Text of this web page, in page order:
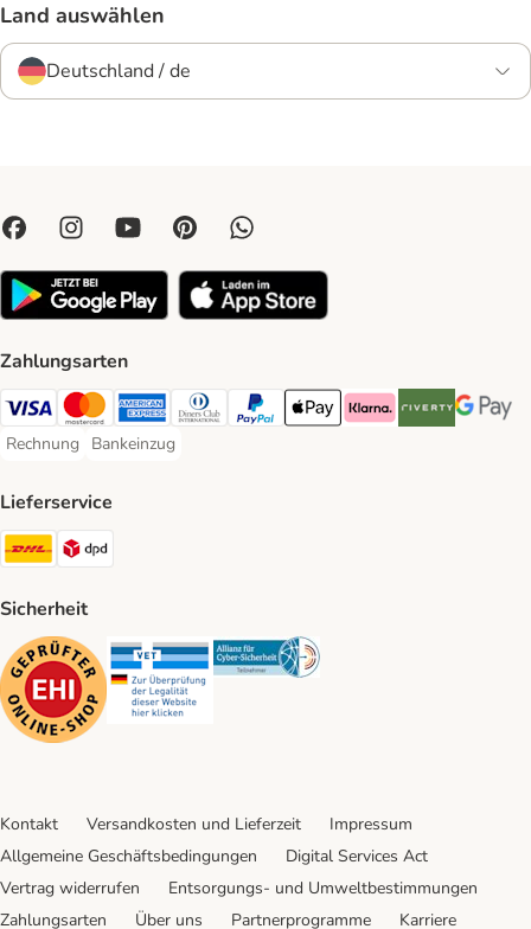
Land auswählen
Deutschland / de
Zahlungsarten
Visa Payment Method
Mastercard Payment Method
American Express Payment Method
Diners Club Payment Method
PayPal Payment Method
Apple Pay Payment Method
Klarna Payment Method
Riverty Payment
Google
Rechnung
Rechnung Payment Method
Bankeinzug
Bankeinzug Payment Method
Lieferservice
DHL Shipping Method
Sicherheit
Security Security Security
Kontakt Versandkosten und Lieferzeit
Impressum
Allgemeine Geschäftsbedingungen
Digital Services Act
Vertrag widerrufen
Entsorgungs- und Umweltbestimmungen
Zahlungsarten
Über uns Partnerprogramme Karriere